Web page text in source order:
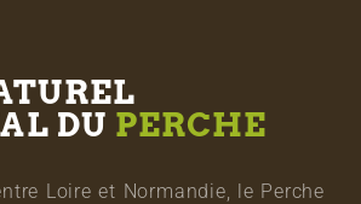
DU PERCHE
Loire et Normandie, le Perche